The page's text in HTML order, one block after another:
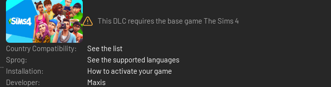
This DLC requires the base game The Sims 4
Country Compatibility:
See the list
Sprog:
See the supported languages
Installation:
How to activate your game
Developer:
Maxis